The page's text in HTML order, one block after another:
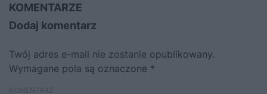
KOMENTARZE
Dodaj komentarz
Twój adres e-mail nie zostanie opublikowany.
Wymagane pola są oznaczone *